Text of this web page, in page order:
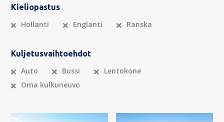
Kieliopastus
Hollanti Englanti Ranska
Kuljetusvaihtoehdot
Auto Bussi
Lentokone
Oma kulkuneuvo